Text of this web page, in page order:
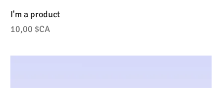
I'm a product
Prix
10,00 $CA